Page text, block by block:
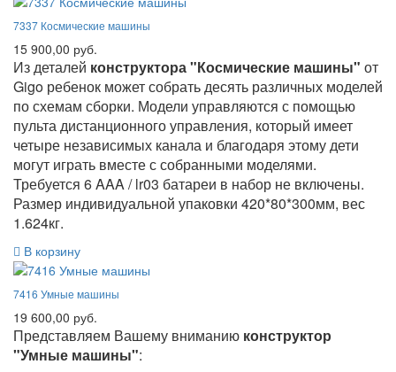
7337 Космические машины
15 900,00 руб.
Из деталей конструктора "Космические машины" от
Gigo ребенок может собрать десять различных моделей
по схемам сборки. Модели управляются с помощью
пульта дистанционного управления, который имеет
четыре независимых канала и благодаря этому дети
могут играть вместе с собранными моделями.
Требуется 6 AAA / lr03 батареи в набор не включены.
Размер индивидуальной упаковки 420*80*300мм, вес
1.624кг.
В корзину
7416 Умные машины
19 600,00 руб.
Представляем Вашему вниманию конструктор
"Умные машины":